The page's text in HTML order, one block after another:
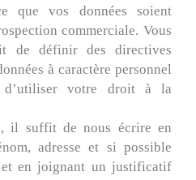
que vos données soient
commerciale. Vous
de définir des directives
à caractère personnel
d’utiliser votre droit à la
il suffit de nous écrire en
adresse et si possible
en joignant un justificatif